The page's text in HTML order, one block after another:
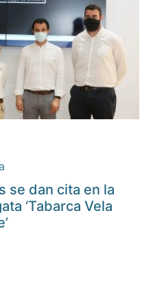
se dan cita en la
‘Tabarca Vela